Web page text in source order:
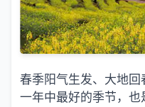
春季阳气生发、大地
一年中最好的季节，也